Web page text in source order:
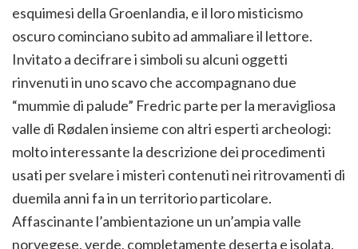
esquimesi della Groenlandia, e il loro misticismo
oscuro cominciano subito ad ammaliare il lettore.
Invitato a decifrare i simboli su alcuni oggetti
rinvenuti in uno scavo che accompagnano due
“mummie di palude” Fredric parte per la meravigliosa
valle di Rødalen insieme con altri esperti archeologi:
molto interessante la descrizione dei procedimenti
usati per svelare i misteri contenuti nei ritrovamenti di
duemila anni fa in un territorio particolare.
Affascinante l’ambientazione un un’ampia valle
norvegese, verde, completamente deserta e isolata,